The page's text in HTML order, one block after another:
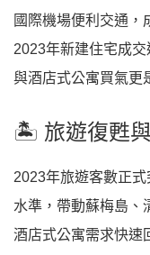
國際機場便利交通，
2023年新建住宅成
與酒店式公寓買氣更
🏝️ 旅遊復甦
2023年旅遊客數正
水準，帶動蘇梅島、
酒店式公寓需求快速